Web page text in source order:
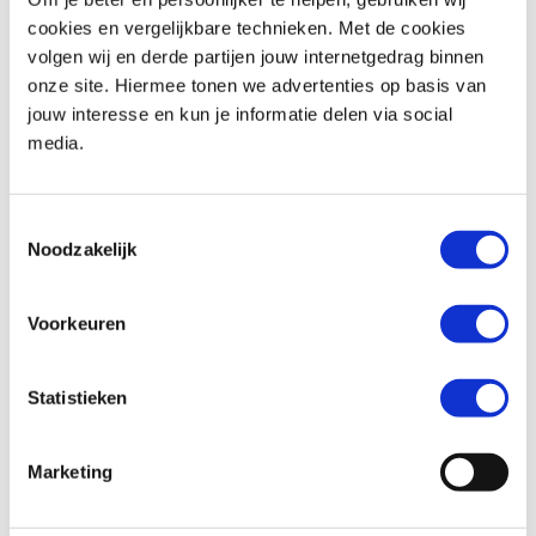
cookies en vergelijkbare technieken. Met de cookies
volgen wij en derde partijen jouw internetgedrag binnen
onze site. Hiermee tonen we advertenties op basis van
jouw interesse en kun je informatie delen via social
media.
Noodzakelijk
Voorkeuren
Statistieken
Marketing
Kawasaki dealers in de volgende nieuwe kleuren:
Metallic Matte Twilight Blue/Candy Persimmon Red